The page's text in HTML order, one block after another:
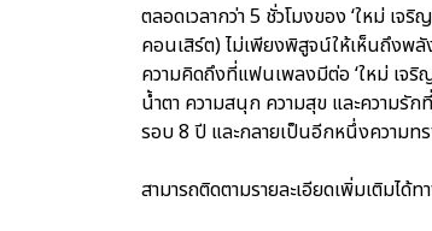
ตลอดเวลากว่า 5 ชั่วโมงของ ‘ใหม่ เ
คอนเสิร์ต) ไม่เพียงพิสูจน์ให้เห็นถึง
ความคิดถึงที่แฟนเพลงมีต่อ ‘ใหม่ เจริ
น้ำตา ความสนุก ความสุข และความ
รอบ 8 ปี และกลายเป็นอีกหนึ่งความท
สามารถติดตามรายละเอียดเพิ่มเติมไ